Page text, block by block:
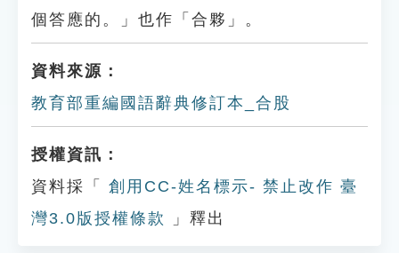
個答應的。」也作「合夥」。
資料來源：
教育部重編國語辭典修訂本_合股
授權資訊：
資料採「
創用CC-姓名標示- 禁止改作 臺
灣3.0版授權條款
」釋出